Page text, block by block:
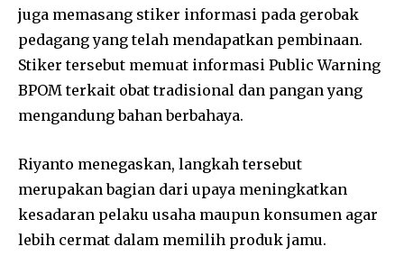
juga memasang stiker informasi pada gerobak
pedagang yang telah mendapatkan pembinaan.
Stiker tersebut memuat informasi Public Warning
BPOM terkait obat tradisional dan pangan yang
mengandung bahan berbahaya.
Riyanto menegaskan, langkah tersebut
merupakan bagian dari upaya meningkatkan
kesadaran pelaku usaha maupun konsumen agar
lebih cermat dalam memilih produk jamu.